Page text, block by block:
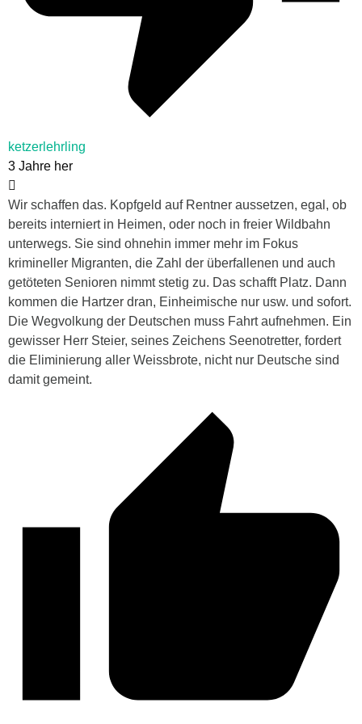
ketzerlehrling
3 Jahre her
Wir schaffen das. Kopfgeld auf Rentner aussetzen, egal, ob
bereits interniert in Heimen, oder noch in freier Wildbahn
unterwegs. Sie sind ohnehin immer mehr im Fokus
krimineller Migranten, die Zahl der überfallenen und auch
getöteten Senioren nimmt stetig zu. Das schafft Platz. Dann
kommen die Hartzer dran, Einheimische nur usw. und sofort.
Die Wegvolkung der Deutschen muss Fahrt aufnehmen. Ein
gewisser Herr Steier, seines Zeichens Seenotretter, fordert
die Eliminierung aller Weissbrote, nicht nur Deutsche sind
damit gemeint.